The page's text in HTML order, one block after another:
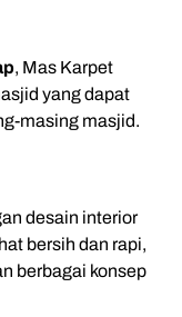
, Mas Karpet
yang dapat
masing masjid.
desain interior
bersih dan rapi,
berbagai konsep